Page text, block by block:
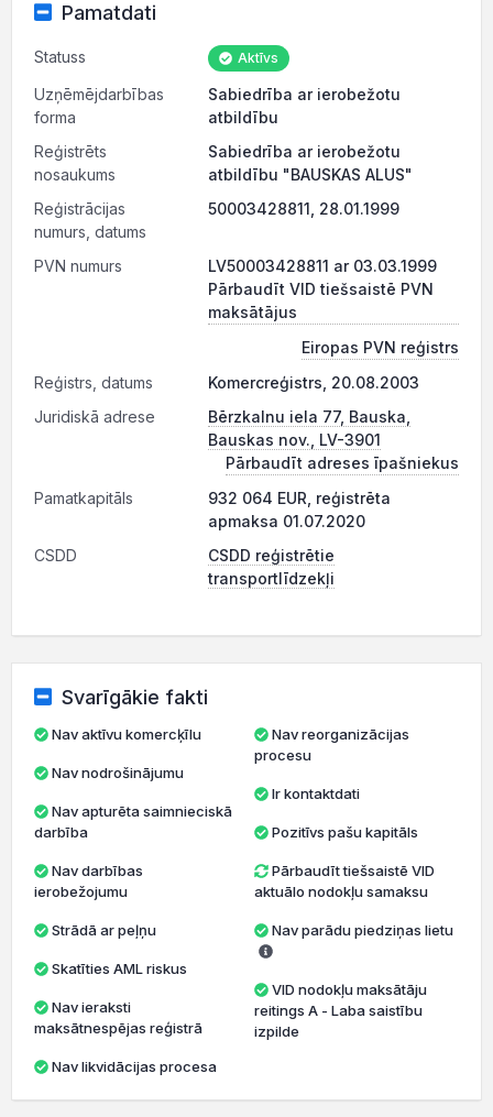
Pamatdati
Statuss Aktīvs
Uzņēmējdarbības
forma
Sabiedrība ar ierobežotu
atbildību
Reģistrēts
nosaukums
Sabiedrība ar ierobežotu
atbildību "BAUSKAS ALUS"
Reģistrācijas
numurs, datums
50003428811, 28.01.1999
PVN numurs
LV50003428811 ar 03.03.1999
Pārbaudīt VID tiešsaistē PVN
maksātājus
Eiropas PVN reģistrs
Reģistrs, datums
Komercreģistrs, 20.08.2003
Juridiskā adrese
Bērzkalnu iela 77, Bauska,
Bauskas nov., LV-3901
Pārbaudīt adreses īpašniekus
Pamatkapitāls
932 064 EUR, reģistrēta
apmaksa 01.07.2020
CSDD
CSDD reģistrētie
transportlīdzekļi
Svarīgākie fakti
Nav aktīvu komercķīlu
Nav nodrošinājumu
darbība
ierobežojumu
Strādā ar peļņu
Skatīties AML riskus
maksātnespējas reģistrā
Nav likvidācijas procesa
Nav reorganizācijas
procesu
Ir kontaktdati
Pozitīvs pašu kapitāls
Pārbaudīt tiešsaistē VID
aktuālo nodokļu samaksu
Nav parādu piedziņas lietu
VID nodokļu maksātāju
reitings A - Laba saistību
izpilde